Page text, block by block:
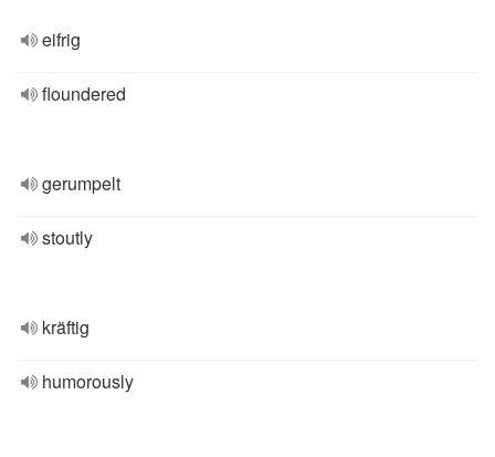
eifrig
floundered
gerumpelt
stoutly
kräftig
humorously